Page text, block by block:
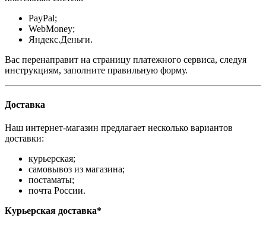
PayPal;
WebMoney;
Яндекс.Деньги.
Вас перенаправит на страницу платежного сервиса, следуя
инструкциям, заполните правильную форму.
Доставка
Наш интернет-магазин предлагает несколько вариантов
доставки:
курьерская;
самовывоз из магазина;
постаматы;
почта России.
Курьерская доставка*